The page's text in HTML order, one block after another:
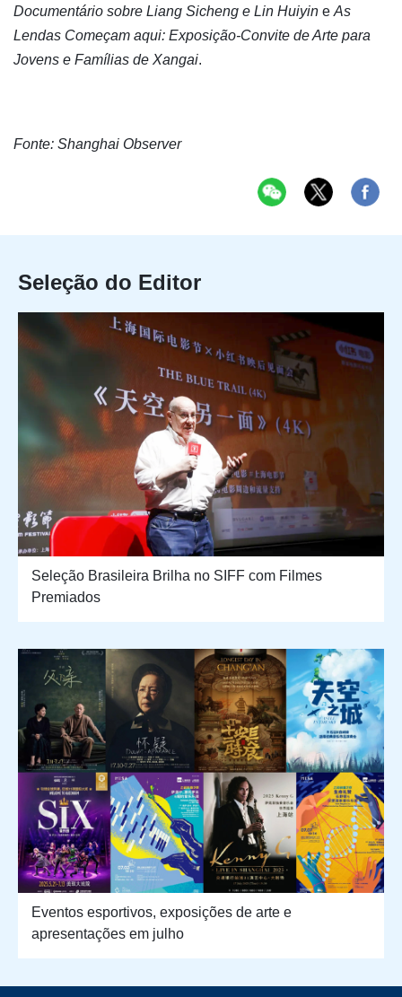
Documentário sobre Liang Sicheng e Lin Huiyin e As
Lendas Começam aqui: Exposição-Convite de Arte para
Jovens e Famílias de Xangai.
Fonte: Shanghai Observer
Seleção do Editor
Seleção Brasileira Brilha no SIFF com Filmes
Premiados
Eventos esportivos, exposições de arte e
apresentações em julho